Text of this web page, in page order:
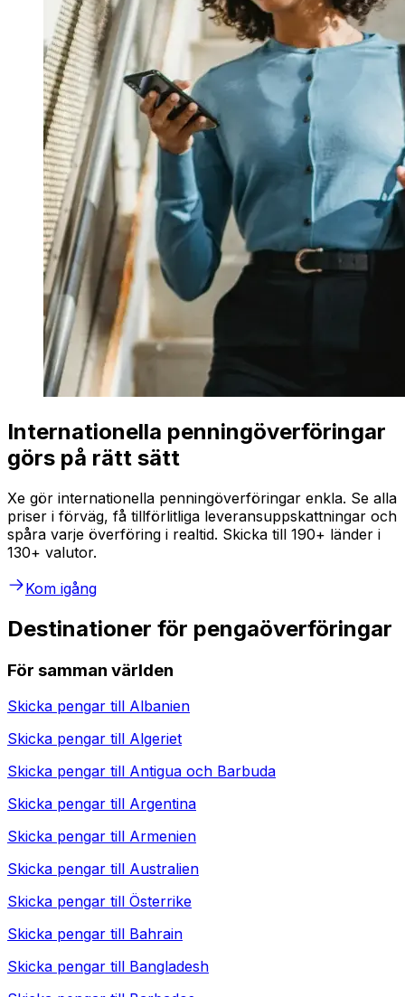
Internationella penningöverföringar
görs på rätt sätt
Xe gör internationella penningöverföringar enkla. Se alla
priser i förväg, få tillförlitliga leveransuppskattningar och
spåra varje överföring i realtid. Skicka till 190+ länder i
130+ valutor.
Kom igång
Destinationer för pengaöverföringar
För samman världen
Skicka pengar till Albanien
Skicka pengar till Algeriet
Skicka pengar till Antigua och Barbuda
Skicka pengar till Argentina
Skicka pengar till Armenien
Skicka pengar till Australien
Skicka pengar till Österrike
Skicka pengar till Bahrain
Skicka pengar till Bangladesh